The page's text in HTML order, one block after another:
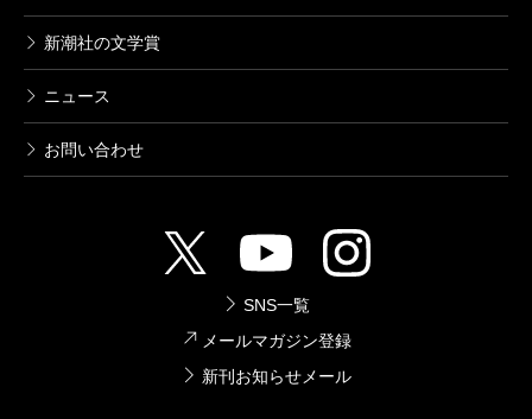
新潮社の文学賞
ニュース
お問い合わせ
SNS一覧
メールマガジン登録
新刊お知らせメール